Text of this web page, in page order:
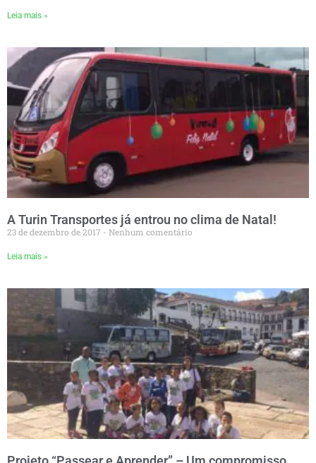
Leia mais »
A Turin Transportes já entrou no clima de Natal!
23 de dezembro de 2017 Nenhum comentário
Leia mais »